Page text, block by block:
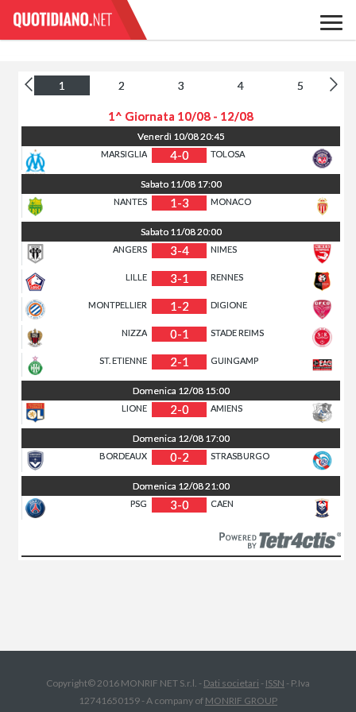
1 2 3 4 5
1^ Giornata 10/08 - 12/08
Venerdì 10/0820:45
MARSIGLIA 4-0 TOLOSA
Sabato 11/08 17:00
NANTES 1-3 MONACO
Sabato 11/0820:00
ANGERS 3-4 NIMES
LILLE 3-1 RENNES
MONTPELLIER 1-2 DIGIONE
NIZZA 0-1 STADE REIMS
ST. ETIENNE 2-1 GUINGAMP
Domenica 12/08 15:00
LIONE 2-0 AMIENS
Domenica 12/08 17:00
BORDEAUX 0-2 STRASBURGO
Domenica 12/0821:00
PSG 3-0 CAEN
Copyright© 2016 MONRIF NET S.r.l. - Dati societari - ISSN - P.Iva
12741650159 - A company of MONRIF GROUP